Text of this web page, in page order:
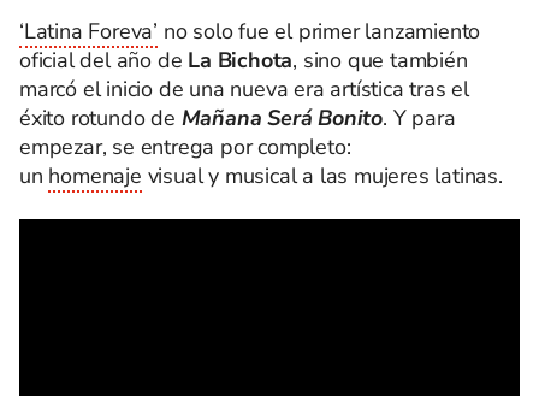
‘Latina Foreva’ no solo fue el primer lanzamiento
oficial del año de La Bichota, sino que también
marcó el inicio de una nueva era artística tras el
éxito rotundo de Mañana Será Bonito. Y para
empezar, se entrega por completo:
un homenaje visual y musical a las mujeres latinas.